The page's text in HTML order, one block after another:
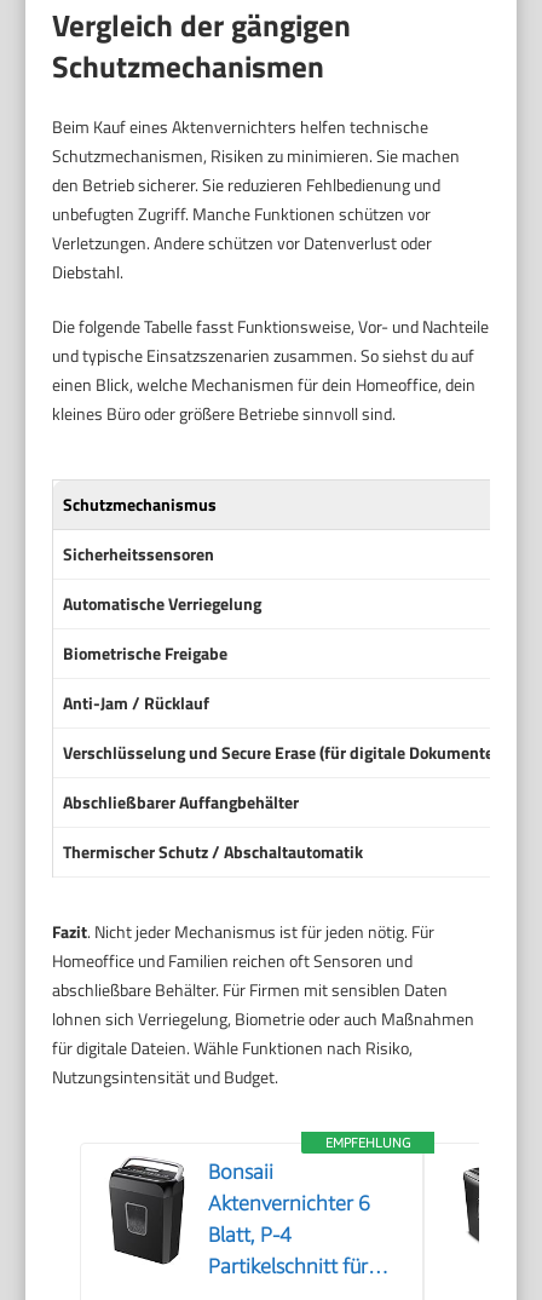
Vergleich der gängigen
Schutzmechanismen
Beim Kauf eines Aktenvernichters helfen technische
Schutzmechanismen, Risiken zu minimieren. Sie machen
den Betrieb sicherer. Sie reduzieren Fehlbedienung und
unbefugten Zugriff. Manche Funktionen schützen vor
Verletzungen. Andere schützen vor Datenverlust oder
Diebstahl.
Die folgende Tabelle fasst Funktionsweise, Vor- und Nachteile
und typische Einsatzszenarien zusammen. So siehst du auf
einen Blick, welche Mechanismen für dein Homeoffice, dein
kleines Büro oder größere Betriebe sinnvoll sind.
Schutzmechanismus
Sicherheitssensoren
Automatische Verriegelung
Biometrische Freigabe
Anti-Jam / Rücklauf
Verschlüsselung und Secure Erase (für digitale Dokumente)
Abschließbarer Auffangbehälter
Thermischer Schutz / Abschaltautomatik
Fazit. Nicht jeder Mechanismus ist für jeden nötig. Für
Homeoffice und Familien reichen oft Sensoren und
abschließbare Behälter. Für Firmen mit sensiblen Daten
lohnen sich Verriegelung, Biometrie oder auch Maßnahmen
für digitale Dateien. Wähle Funktionen nach Risiko,
Nutzungsintensität und Budget.
EMPFEHLUNG
Bonsaii
Aktenvernichter 6
Blatt, P-4
Partikelschnitt für